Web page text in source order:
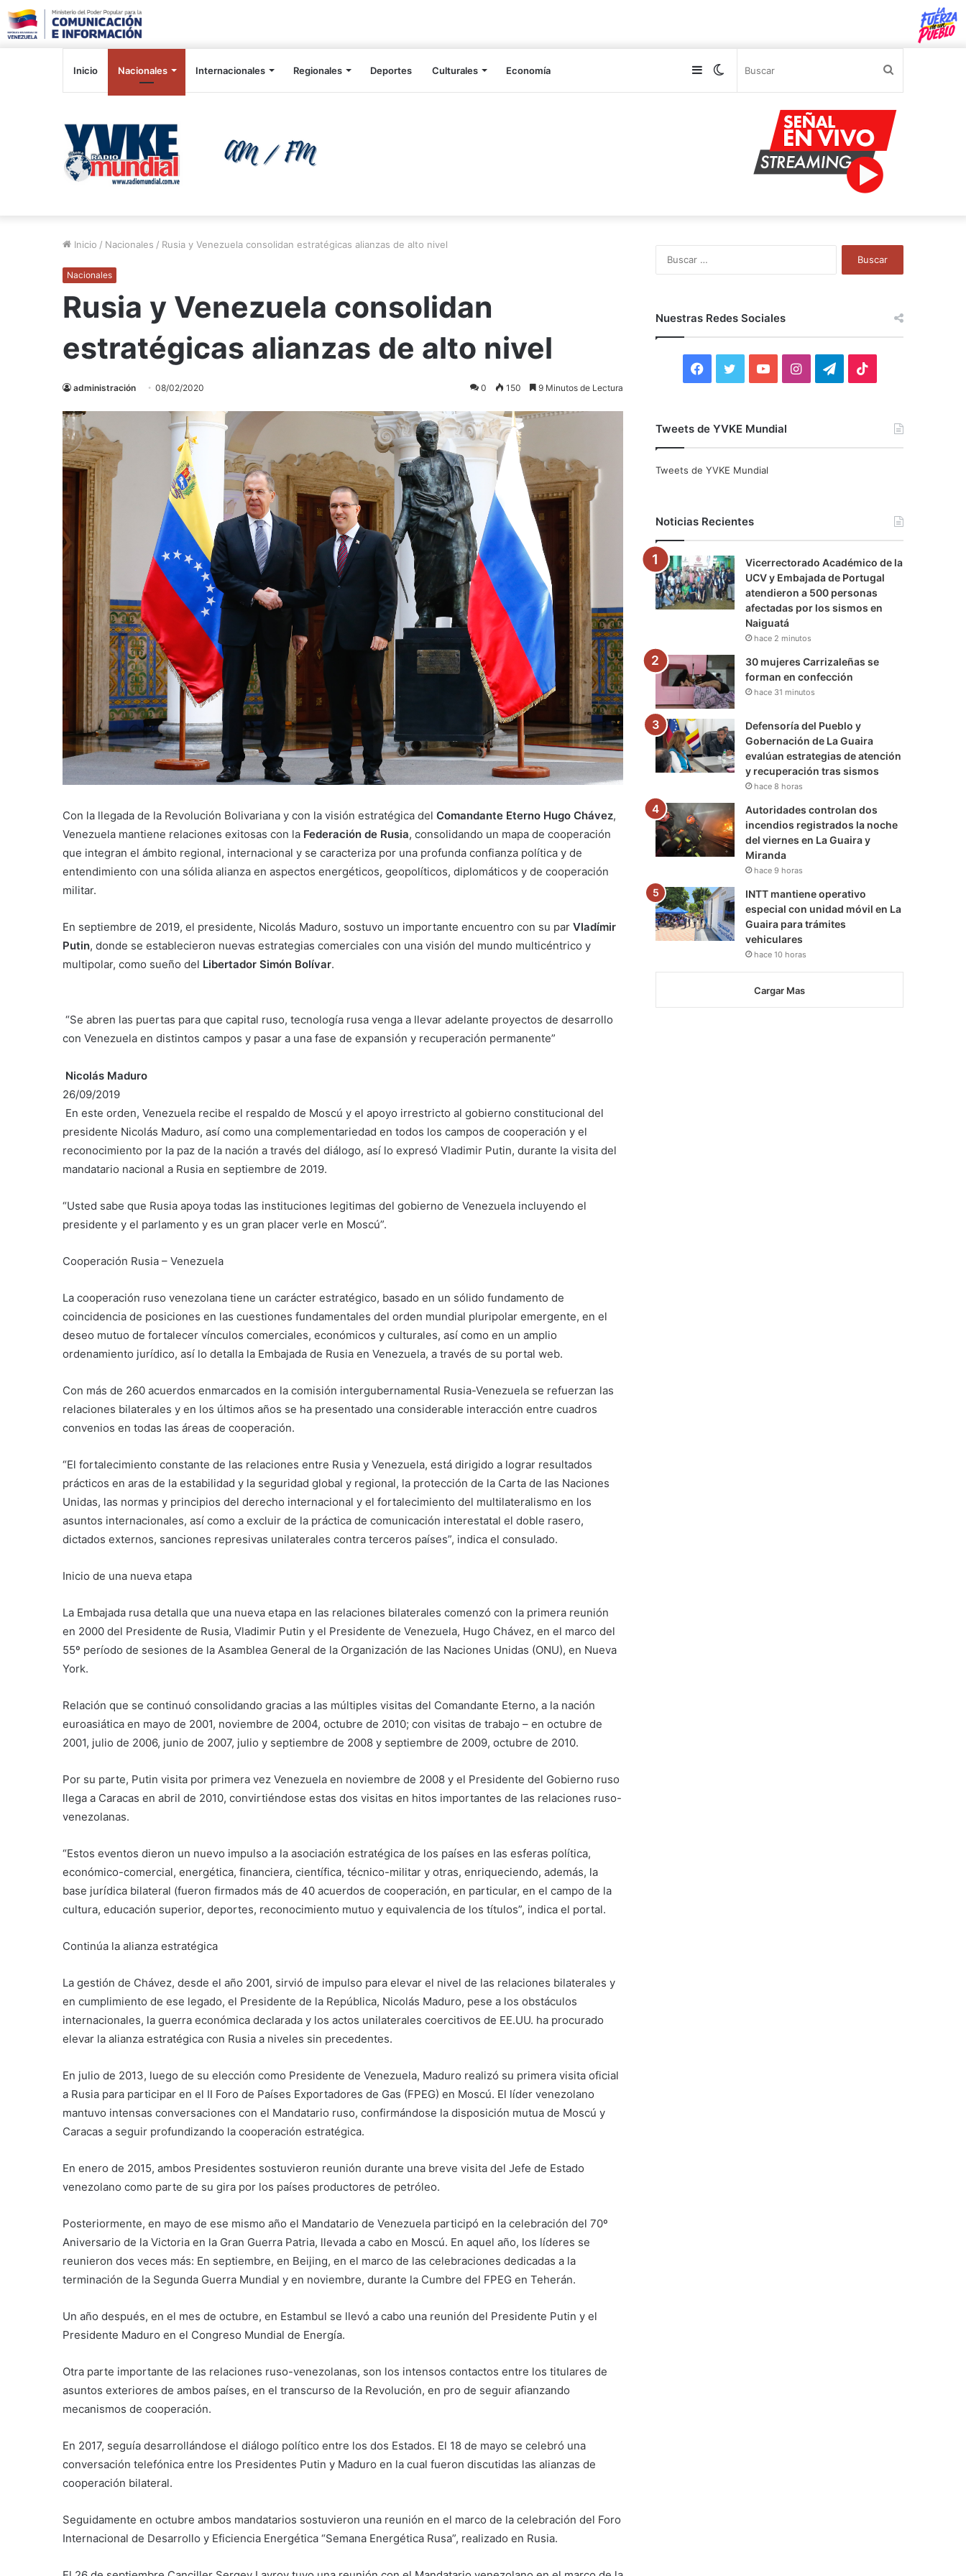
Inicio Nacionales Internacionales Regionales Deportes Culturales Economía Switch
Sidebar
Inicio / Nacionales / Rusia y Venezuela consolidan estratégicas alianzas de alto nivel
Nacionales
Rusia y Venezuela consolidan
estratégicas alianzas de alto nivel
administración 08/02/2020 0 150 9 Minutos de Lectura
Con la llegada de la Revolución Bolivariana y con la visión estratégica del Comandante Eterno Hugo Chávez,
Venezuela mantiene relaciones exitosas con la Federación de Rusia, consolidando un mapa de cooperación
que integran el ámbito regional, internacional y se caracteriza por una profunda confianza política y de
entendimiento con una sólida alianza en aspectos energéticos, geopolíticos, diplomáticos y de cooperación
militar.
En septiembre de 2019, el presidente, Nicolás Maduro, sostuvo un importante encuentro con su par Vladímir
Putin, donde se establecieron nuevas estrategias comerciales con una visión del mundo multicéntrico y
multipolar, como sueño del Libertador Simón Bolívar.
“Se abren las puertas para que capital ruso, tecnología rusa venga a llevar adelante proyectos de desarrollo
con Venezuela en distintos campos y pasar a una fase de expansión y recuperación permanente”
Nicolás Maduro
26/09/2019
En este orden, Venezuela recibe el respaldo de Moscú y el apoyo irrestricto al gobierno constitucional del
presidente Nicolás Maduro, así como una complementariedad en todos los campos de cooperación y el
reconocimiento por la paz de la nación a través del diálogo, así lo expresó Vladimir Putin, durante la visita del
mandatario nacional a Rusia en septiembre de 2019.
“Usted sabe que Rusia apoya todas las instituciones legitimas del gobierno de Venezuela incluyendo el
presidente y el parlamento y es un gran placer verle en Moscú”.
Cooperación Rusia – Venezuela
La cooperación ruso venezolana tiene un carácter estratégico, basado en un sólido fundamento de
coincidencia de posiciones en las cuestiones fundamentales del orden mundial pluripolar emergente, en el
deseo mutuo de fortalecer vínculos comerciales, económicos y culturales, así como en un amplio
ordenamiento jurídico, así lo detalla la Embajada de Rusia en Venezuela, a través de su portal web.
Con más de 260 acuerdos enmarcados en la comisión intergubernamental Rusia-Venezuela se refuerzan las
relaciones bilaterales y en los últimos años se ha presentado una considerable interacción entre cuadros
convenios en todas las áreas de cooperación.
“El fortalecimiento constante de las relaciones entre Rusia y Venezuela, está dirigido a lograr resultados
prácticos en aras de la estabilidad y la seguridad global y regional, la protección de la Carta de las Naciones
Unidas, las normas y principios del derecho internacional y el fortalecimiento del multilateralismo en los
asuntos internacionales, así como a excluir de la práctica de comunicación interestatal el doble rasero,
dictados externos, sanciones represivas unilaterales contra terceros países”, indica el consulado.
Inicio de una nueva etapa
La Embajada rusa detalla que una nueva etapa en las relaciones bilaterales comenzó con la primera reunión
en 2000 del Presidente de Rusia, Vladimir Putin y el Presidente de Venezuela, Hugo Chávez, en el marco del
55º período de sesiones de la Asamblea General de la Organización de las Naciones Unidas (ONU), en Nueva
York.
Relación que se continuó consolidando gracias a las múltiples visitas del Comandante Eterno, a la nación
euroasiática en mayo de 2001, noviembre de 2004, octubre de 2010; con visitas de trabajo – en octubre de
2001, julio de 2006, junio de 2007, julio y septiembre de 2008 y septiembre de 2009, octubre de 2010.
Por su parte, Putin visita por primera vez Venezuela en noviembre de 2008 y el Presidente del Gobierno ruso
llega a Caracas en abril de 2010, convirtiéndose estas dos visitas en hitos importantes de las relaciones ruso-
venezolanas.
“Estos eventos dieron un nuevo impulso a la asociación estratégica de los países en las esferas política,
económico-comercial, energética, financiera, científica, técnico-militar y otras, enriqueciendo, además, la
base jurídica bilateral (fueron firmados más de 40 acuerdos de cooperación, en particular, en el campo de la
cultura, educación superior, deportes, reconocimiento mutuo y equivalencia de los títulos”, indica el portal.
Continúa la alianza estratégica
La gestión de Chávez, desde el año 2001, sirvió de impulso para elevar el nivel de las relaciones bilaterales y
en cumplimiento de ese legado, el Presidente de la República, Nicolás Maduro, pese a los obstáculos
internacionales, la guerra económica declarada y los actos unilaterales coercitivos de EE.UU. ha procurado
elevar la alianza estratégica con Rusia a niveles sin precedentes.
En julio de 2013, luego de su elección como Presidente de Venezuela, Maduro realizó su primera visita oficial
a Rusia para participar en el II Foro de Países Exportadores de Gas (FPEG) en Moscú. El líder venezolano
mantuvo intensas conversaciones con el Mandatario ruso, confirmándose la disposición mutua de Moscú y
Caracas a seguir profundizando la cooperación estratégica.
En enero de 2015, ambos Presidentes sostuvieron reunión durante una breve visita del Jefe de Estado
venezolano como parte de su gira por los países productores de petróleo.
Posteriormente, en mayo de ese mismo año el Mandatario de Venezuela participó en la celebración del 70º
Aniversario de la Victoria en la Gran Guerra Patria, llevada a cabo en Moscú. En aquel año, los líderes se
reunieron dos veces más: En septiembre, en Beijing, en el marco de las celebraciones dedicadas a la
terminación de la Segunda Guerra Mundial y en noviembre, durante la Cumbre del FPEG en Teherán.
Un año después, en el mes de octubre, en Estambul se llevó a cabo una reunión del Presidente Putin y el
Presidente Maduro en el Congreso Mundial de Energía.
Otra parte importante de las relaciones ruso-venezolanas, son los intensos contactos entre los titulares de
asuntos exteriores de ambos países, en el transcurso de la Revolución, en pro de seguir afianzando
mecanismos de cooperación.
En 2017, seguía desarrollándose el diálogo político entre los dos Estados. El 18 de mayo se celebró una
conversación telefónica entre los Presidentes Putin y Maduro en la cual fueron discutidas las alianzas de
cooperación bilateral.
Seguidamente en octubre ambos mandatarios sostuvieron una reunión en el marco de la celebración del Foro
Internacional de Desarrollo y Eficiencia Energética “Semana Energética Rusa”, realizado en Rusia.
Nuestras Redes Sociales
F
c
o
k
i
r
Y
u
e
I
r
a
m
T
a
m
Tweets de YVKE Mundial
Tweets de YVKE Mundial
Noticias Recientes
Vicerrectorado Académico de la
UCV y Embajada de Portugal
atendieron a 500 personas
afectadas por los sismos en
Naiguatá
hace 2 minutos
30 mujeres Carrizaleñas se
forman en confección
hace 31 minutos
Defensoría del Pueblo y
Gobernación de La Guaira
evalúan estrategias de atención
y recuperación tras sismos
hace 8 horas
Autoridades controlan dos
incendios registrados la noche
del viernes en La Guaira y
Miranda
hace 9 horas
INTT mantiene operativo
especial con unidad móvil en La
Guaira para trámites
vehiculares
hace 10 horas
Cargar Mas